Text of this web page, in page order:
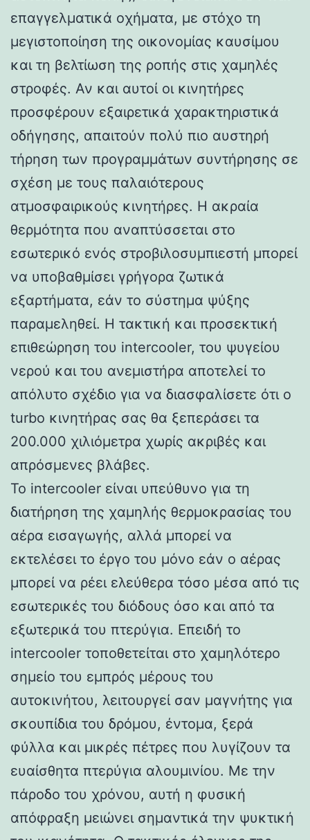
επαγγελματικά οχήματα, με στόχο τη
μεγιστοποίηση της οικονομίας καυσίμου
και τη βελτίωση της ροπής στις χαμηλές
στροφές. Αν και αυτοί οι κινητήρες
προσφέρουν εξαιρετικά χαρακτηριστικά
οδήγησης, απαιτούν πολύ πιο αυστηρή
τήρηση των προγραμμάτων συντήρησης σε
σχέση με τους παλαιότερους
ατμοσφαιρικούς κινητήρες. Η ακραία
θερμότητα που αναπτύσσεται στο
εσωτερικό ενός στροβιλοσυμπιεστή μπορεί
να υποβαθμίσει γρήγορα ζωτικά
εξαρτήματα, εάν το σύστημα ψύξης
παραμεληθεί. Η τακτική και προσεκτική
επιθεώρηση του intercooler, του ψυγείου
νερού και του ανεμιστήρα αποτελεί το
απόλυτο σχέδιο για να διασφαλίσετε ότι ο
turbo κινητήρας σας θα ξεπεράσει τα
200.000 χιλιόμετρα χωρίς ακριβές και
απρόσμενες βλάβες.
Το intercooler είναι υπεύθυνο για τη
διατήρηση της χαμηλής θερμοκρασίας του
αέρα εισαγωγής, αλλά μπορεί να
εκτελέσει το έργο του μόνο εάν ο αέρας
μπορεί να ρέει ελεύθερα τόσο μέσα από τις
εσωτερικές του διόδους όσο και από τα
εξωτερικά του πτερύγια. Επειδή το
intercooler τοποθετείται στο χαμηλότερο
σημείο του εμπρός μέρους του
αυτοκινήτου, λειτουργεί σαν μαγνήτης για
σκουπίδια του δρόμου, έντομα, ξερά
φύλλα και μικρές πέτρες που λυγίζουν τα
ευαίσθητα πτερύγια αλουμινίου. Με την
πάροδο του χρόνου, αυτή η φυσική
απόφραξη μειώνει σημαντικά την ψυκτική